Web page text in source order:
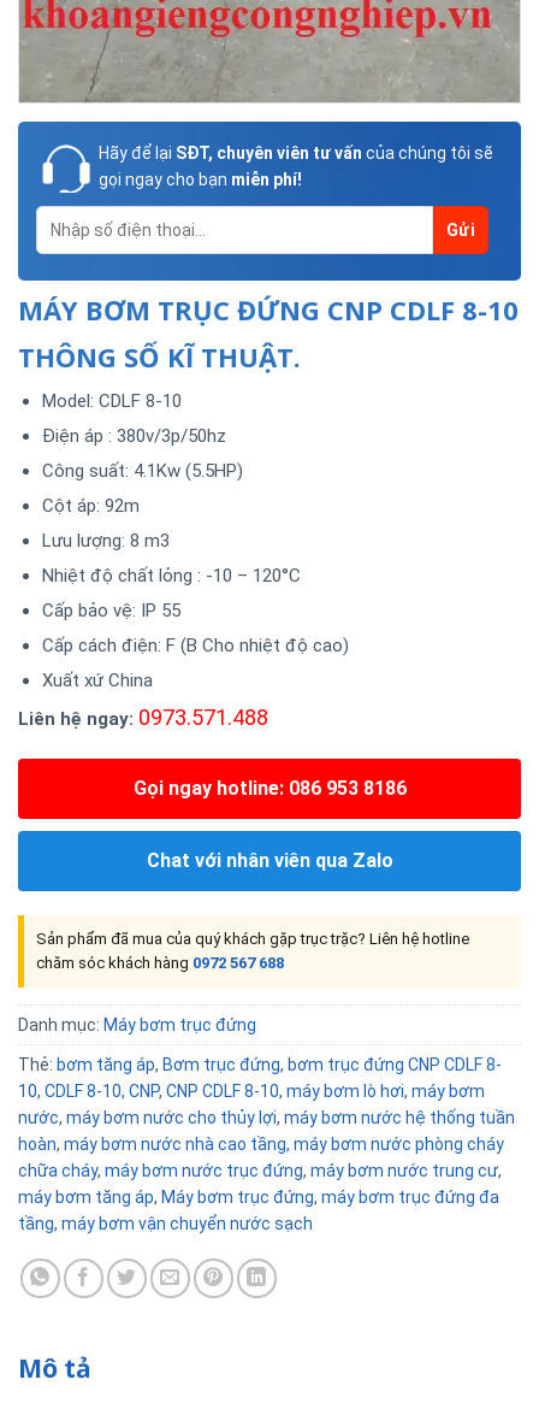
Hãy để lại SĐT, chuyên viên tư vấn của chúng tôi sẽ
gọi ngay cho bạn miễn phí!
MÁY BƠM TRỤC ĐỨNG CNP CDLF 8-10
THÔNG SỐ KĨ THUẬT.
Model: CDLF 8-10
Điện áp : 380v/3p/50hz
Công suất: 4.1Kw (5.5HP)
Cột áp: 92m
Lưu lượng: 8 m3
Nhiệt độ chất lỏng : -10 – 120°C
Cấp bảo vệ: IP 55
Cấp cách điện: F (B Cho nhiệt độ cao)
Xuất xứ China
Liên hệ ngay: 0973.571.488
Gọi ngay hotline: 086 953 8186
Chat với nhân viên qua Zalo
Sản phẩm đã mua của quý khách gặp trục trặc? Liên hệ hotline
chăm sóc khách hàng 0972 567 688
Danh mục: Máy bơm trục đứng
Thẻ: bơm tăng áp, Bơm trục đứng, bơm trục đứng CNP CDLF 8-
10, CDLF 8-10, CNP, CNP CDLF 8-10, máy bơm lò hơi, máy bơm
nước, máy bơm nước cho thủy lợi, máy bơm nước hệ thống tuần
hoàn, máy bơm nước nhà cao tầng, máy bơm nước phòng cháy
chữa cháy, máy bơm nước trục đứng, máy bơm nước trung cư,
máy bơm tăng áp, Máy bơm trục đứng, máy bơm trục đứng đa
tầng, máy bơm vận chuyển nước sạch
Mô tả